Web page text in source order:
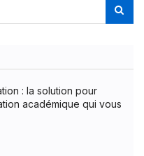
: la solution pour
académique qui vous